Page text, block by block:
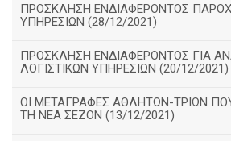
ΠΡΟΣΚΛΗΣΗ ΕΝΔΙΑΦΕΡΟΝΤΟΣ
ΥΠΗΡΕΣΙΩΝ (28/12/2021)
ΠΡΟΣΚΛΗΣΗ ΕΝΔΙΑΦΕΡΟΝΤΟΣ ΓΙΑ
ΛΟΓΙΣΤΙΚΩΝ ΥΠΗΡΕΣΙΩΝ (20/12/2021)
ΟΙ ΜΕΤΑΓΡΑΦΕΣ ΑΘΛΗΤΩΝ-ΤΡΙΩΝ
ΤΗ ΝΕΑ ΣΕΖΟΝ (13/12/2021)